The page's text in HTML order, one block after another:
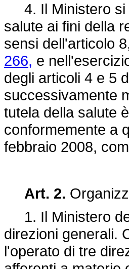
4. Il Ministero si
salute ai fini della
sensi dell'articolo
266, e
degli articoli 4 e 5
successivamente
tutela della salute
conformemente a
febbraio 2008,
Art. 2.
1. Il Ministero
direzioni generali.
l'operato di tre